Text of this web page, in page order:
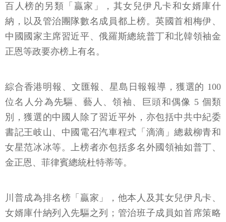
百人榜的另類「贏家」，其女兒伊凡卡和女婿庫什
納，以及管治團隊數名成員都上榜。英國首相梅伊、
中國國家主席習近平、俄羅斯總統普丁和北韓領袖金
正恩等政要亦榜上有名。
綜合香港明報、文匯報、星島日報報導，獲選的 100
位名人分為先驅、藝人、領袖、巨頭和偶像 5 個類
別，獲選的中國人除了習近平外，亦包括中共中紀委
書記王岐山、中國電召汽車程式「滴滴」總裁柳青和
女星范冰冰等。上榜者亦包括多名外國領袖如普丁、
金正恩、菲律賓總統杜特蒂等。
川普成為排名榜「贏家」，他本人及其女兒伊凡卡、
女婿庫什納列入先驅之列；管治班子成員如首席策略